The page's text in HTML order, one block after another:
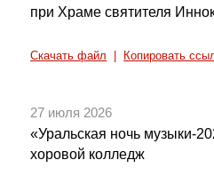
при Храме святителя
Скачать файл Копировать
27 июля 2026
«Уральская ночь музыки-
хоровой колледж